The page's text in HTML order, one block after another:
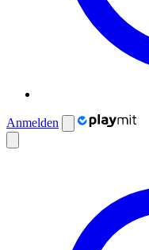
Anmelden